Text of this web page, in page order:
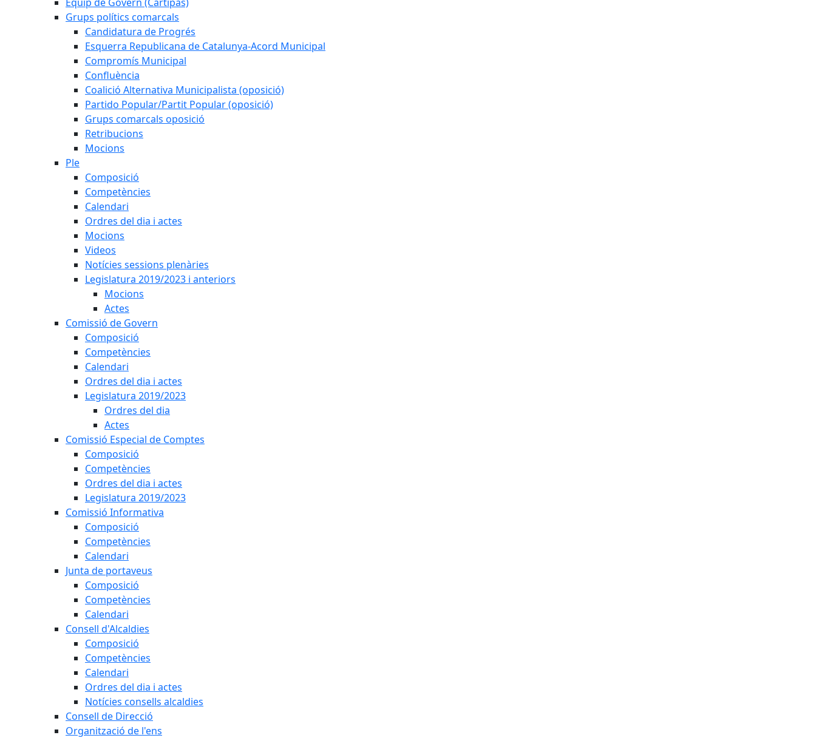
Grups polítics comarcals
Candidatura de Progrés
Esquerra Republicana de Catalunya-Acord Municipal
Compromís Municipal
Confluència
Coalició Alternativa Municipalista (oposició)
Partido Popular/Partit Popular (oposició)
Grups comarcals oposició
Retribucions
Mocions
Ple
Composició
Competències
Calendari
Ordres del dia i actes
Mocions
Videos
Notícies sessions plenàries
Legislatura 2019/2023 i anteriors
Mocions
Actes
Comissió de Govern
Composició
Competències
Calendari
Ordres del dia i actes
Legislatura 2019/2023
Ordres del dia
Actes
Comissió Especial de Comptes
Composició
Competències
Ordres del dia i actes
Legislatura 2019/2023
Comissió Informativa
Composició
Competències
Calendari
Junta de portaveus
Composició
Competències
Calendari
Consell d'Alcaldies
Composició
Competències
Calendari
Ordres del dia i actes
Notícies consells alcaldies
Consell de Direcció
Organització de l'ens